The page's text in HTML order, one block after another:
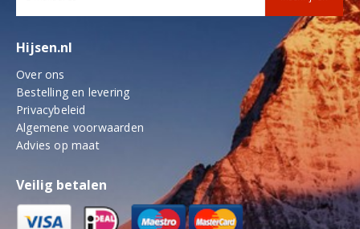
Hijsen.nl
Over ons
Bestelling en levering
Privacybeleid
Algemene voorwaarden
Advies op maat
Veilig betalen